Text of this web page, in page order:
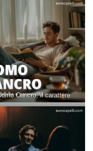
Cancro, il carattere